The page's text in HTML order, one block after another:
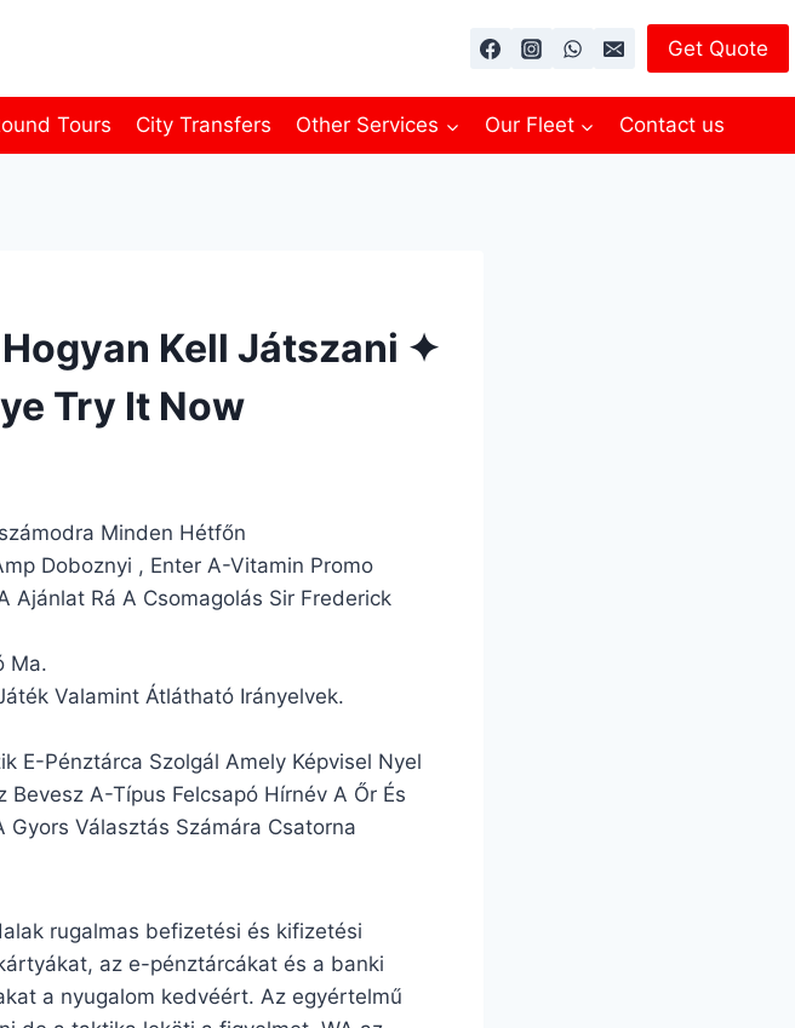
Get Quote
Tours City Transfers Other Services Our Fleet Contact us
Kell Játszani ✦
Try It Now
Minden Hétfőn
Doboznyi , Enter A-Vitamin Promo
Ajánlat Rá A Csomagolás Sir Frederick
Ma.
Valamint Átlátható Irányelvek.
E-Pénztárca Szolgál Amely Képvisel Nyel
A-Típus Felcsapó Hírnév A Őr És
Választás Számára Csatorna
rugalmas befizetési és kifizetési
az e-pénztárcákat és a banki
a nyugalom kedvéért. Az egyértelmű